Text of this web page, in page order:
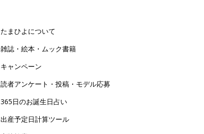
たまひよについて
雑誌・絵本・ムック書籍
キャンペーン
読者アンケート・投稿・モデル応募
365日のお誕生日占い
出産予定日計算ツール